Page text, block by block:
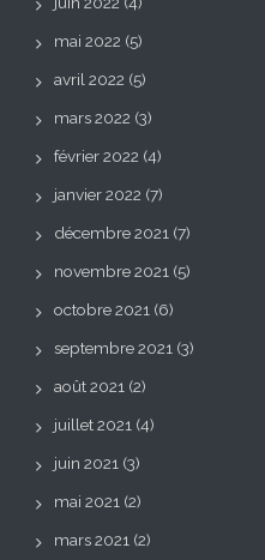
mai 2022 (5)
avril 2022 (5)
mars 2022 (3)
février 2022 (4)
janvier 2022 (7)
décembre 2021 (7)
novembre 2021 (5)
octobre 2021 (6)
septembre 2021 (3)
août 2021 (2)
juillet 2021 (4)
juin 2021 (3)
mai 2021 (2)
mars 2021 (2)